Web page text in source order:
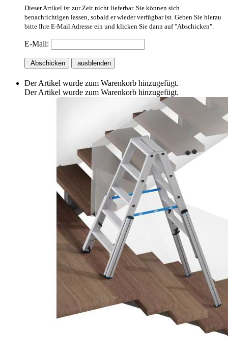
Dieser Artikel ist zur Zeit nicht lieferbar. Sie können sich
benachrichtigen lassen, sobald er wieder verfügbar ist. Geben Sie hierzu
bitte Ihre E-Mail Adresse ein und klicken Sie dann auf "Abschicken".
E-Mail:
Abschicken ausblenden
Der Artikel wurde zum Warenkorb hinzugefügt.
Der Artikel wurde zum Warenkorb hinzugefügt.